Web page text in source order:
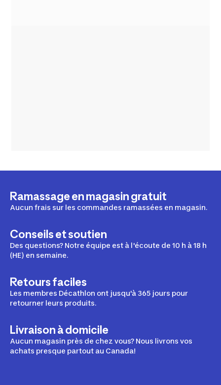
Ramassage en magasin gratuit
Aucun frais sur les commandes ramassées en magasin.
Conseils et soutien
Des questions? Notre équipe est à l'écoute de 10 h à 18 h
(HE) en semaine.
Retours faciles
Les membres Décathlon ont jusqu'à 365 jours pour
retourner leurs produits.
Livraison à domicile
Aucun magasin près de chez vous? Nous livrons vos
achats presque partout au Canada!